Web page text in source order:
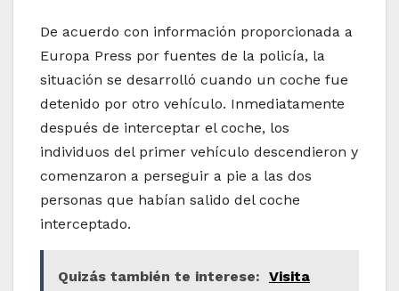
De acuerdo con información proporcionada a
Europa Press por fuentes de la policía, la
situación se desarrolló cuando un coche fue
detenido por otro vehículo. Inmediatamente
después de interceptar el coche, los
individuos del primer vehículo descendieron y
comenzaron a perseguir a pie a las dos
personas que habían salido del coche
interceptado.
Quizás también te interese: Visita